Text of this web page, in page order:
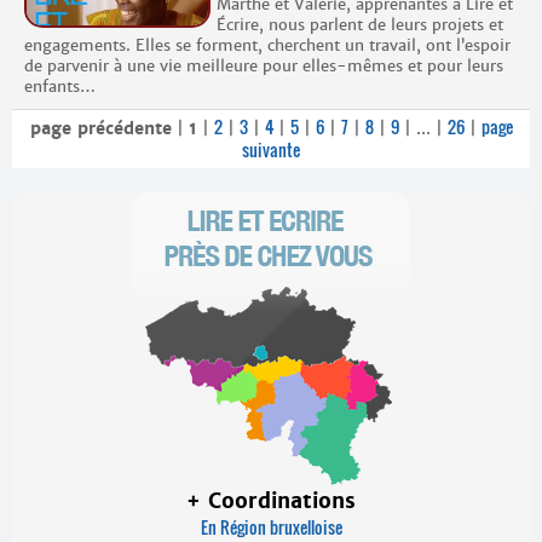
Écrire, nous parlent de leurs projets et
engagements. Elles se forment, cherchent un travail, ont l’espoir
de parvenir à une vie meilleure pour elles-mêmes et pour leurs
enfants…
page précédente| 1 2| 3| 4| 5| 6| 7| 8| 9| ... 26| page
suivante
+ Coordinations
En Région bruxelloise